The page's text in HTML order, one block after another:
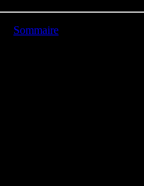
Sommaire